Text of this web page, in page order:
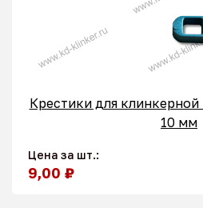
Крестики для
10 мм
Цена за шт.:
9,00 ₽